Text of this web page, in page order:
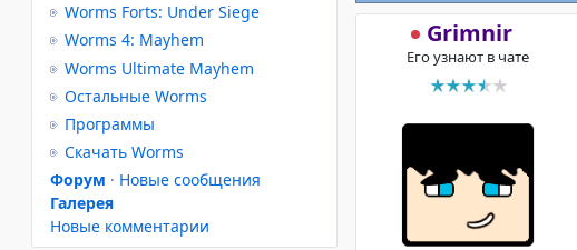
Grimnir
Его узнают в чате
Worms Forts: Under Siege
Worms 4: Mayhem
Worms Ultimate Mayhem
Остальные Worms
Программы
Скачать Worms
Форум · Новые сообщения
Галерея
Новые комментарии